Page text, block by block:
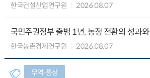
한국건설산업연구원 2026.08.07
국민주권정부 출범 1년, 농정 전환의 성과와
한국농촌경제연구원 2026.08.07
무역∙통상